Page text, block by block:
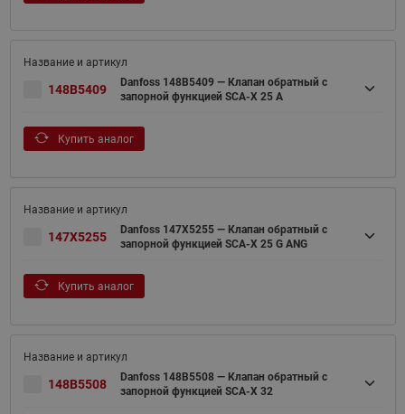
148B5409
Danfoss 148B5409 — Клапан обратный с
запорной функцией SCA-X 25 A
Купить аналог
147X5255
Danfoss 147X5255 — Клапан обратный с
запорной функцией SCA-X 25 G ANG
Купить аналог
148B5508
Danfoss 148B5508 — Клапан обратный с
запорной функцией SCA-X 32